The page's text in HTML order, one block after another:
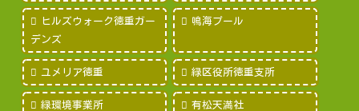
ヒルズウォーク徳重ガー
デンズ
鳴海プール
ユメリア徳重 緑区役所徳重支所
緑環境事業所 有松天満社